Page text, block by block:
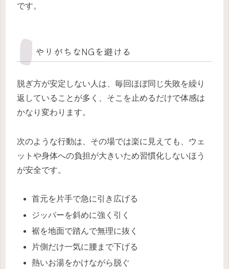
です。
やりがちなNGを避ける
脱ぎ方が安定しない人は、毎回ほぼ同じ失敗を繰り
返していることが多く、そこを止めるだけで体感は
かなり変わります。
次のような行動は、その場では楽に見えても、ウェ
ットや身体への負担が大きいため習慣化しないほう
が安全です。
首元を片手で急に引き広げる
ジッパーを斜めに強く引く
裾を地面で踏んで無理に抜く
片側だけ一気に腰まで下げる
熱いお湯をかけながら脱ぐ